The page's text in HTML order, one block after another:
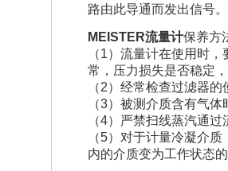
路由此导通而发出信号。
MEISTER流量计保养方
（1）流量计在使用时
常，压力损失是否稳定
（2）经常检查过滤器
（3）被测介质含有气
（4）严禁扫线蒸汽通
（5）对于计量冷凝介
内的介质变为工作状态